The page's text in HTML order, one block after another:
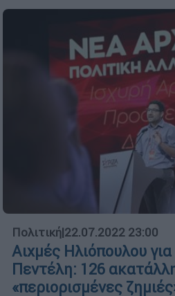
Πολιτική|22.07.2022 23:00
Αιχμές Ηλιόπουλου
Πεντέλη: 126
«περιορισμένες